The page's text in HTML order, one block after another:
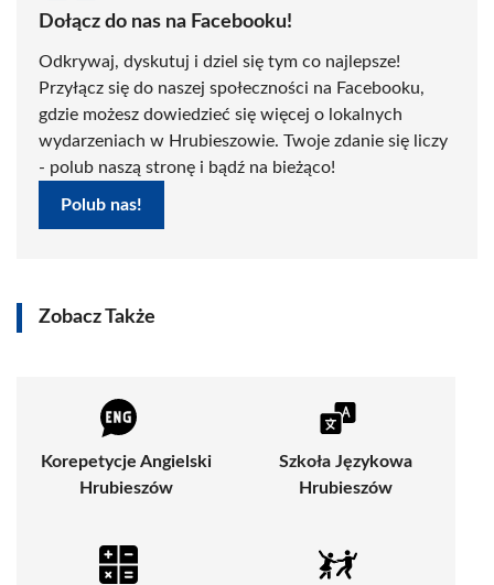
Dołącz do nas na Facebooku!
Odkrywaj, dyskutuj i dziel się tym co najlepsze!
Przyłącz się do naszej społeczności na Facebooku,
gdzie możesz dowiedzieć się więcej o lokalnych
wydarzeniach w Hrubieszowie. Twoje zdanie się liczy
- polub naszą stronę i bądź na bieżąco!
Polub nas!
Zobacz Także
Korepetycje Angielski
Hrubieszów
Szkoła Językowa
Hrubieszów